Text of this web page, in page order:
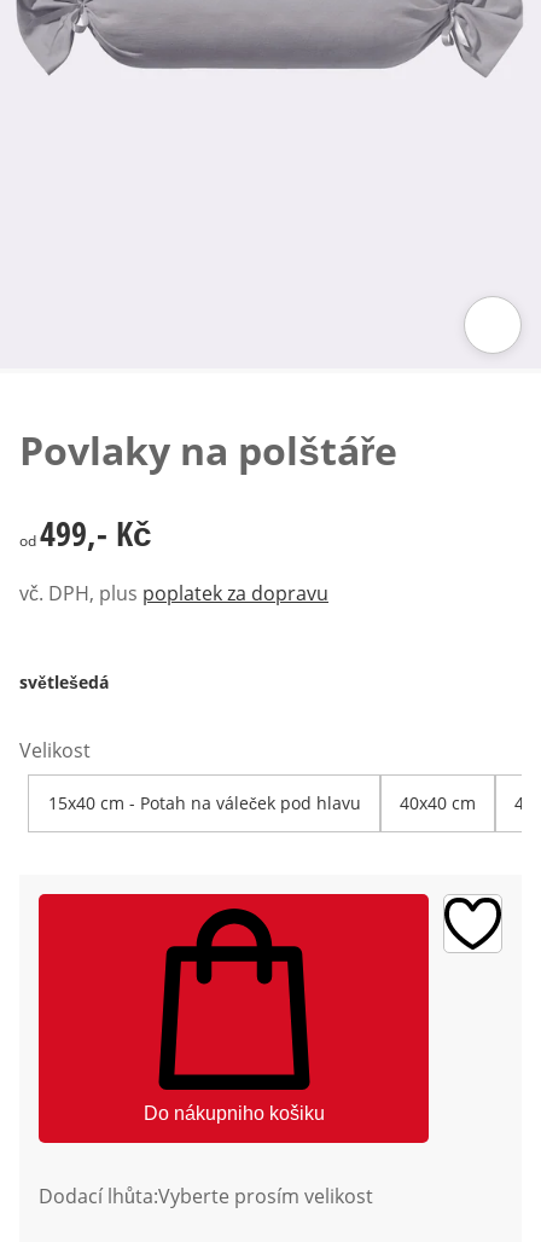
Povlaky na polštáře
499,- Kč
od499,- Kč
vč. DPH, plus poplatek za dopravu
světlešedá
Velikost
15x40 cm - Potah na váleček pod hlavu 40x40 cm
Do nákupniho košiku
Dodací lhůta:Vyberte prosím velikost